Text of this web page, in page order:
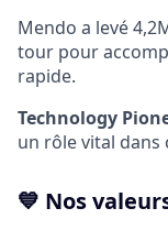
Mendo a levé
tour pour
rapide.
Technology
un rôle vital
💙 Nos